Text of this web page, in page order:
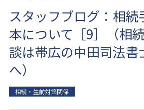
スタッフブログ：相続
本について［9］（相
談は帯広の中田司法書
へ）
相続・生前対策関係